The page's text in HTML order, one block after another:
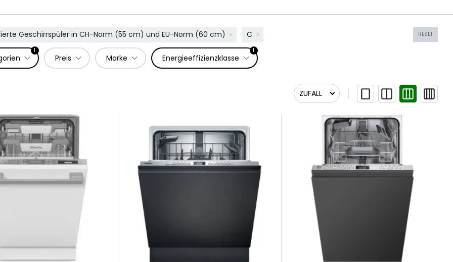
RESET
Geschirrspüler in CH-Norm (55 cm) und EU-Norm (60 cm) C
1
Preis Marke
1
Energieeffizienzklasse
ZUFALL
Zufall
Relevanz
Relevanz
Newest First
Name A bis Z
Preis aufsteigend
Preis absteigend
Am Lager lieferbar